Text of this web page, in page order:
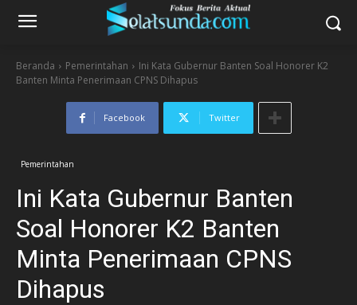
Beranda Pemerintahan
Ini Kata Gubernur Banten Soal Honorer K2
Banten Minta Penerimaan CPNS Dihapus
Facebook Twitter
Pemerintahan
Ini Kata Gubernur Banten
Soal Honorer K2 Banten
Minta Penerimaan CPNS
Dihapus